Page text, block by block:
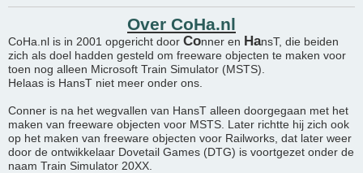
Over CoHa.nl
CoHa.nl is in 2001 opgericht door Conner en HansT, die beiden
zich als doel hadden gesteld om freeware objecten te maken voor
toen nog alleen Microsoft Train Simulator (MSTS).
Helaas is HansT niet meer onder ons.
Conner is na het wegvallen van HansT alleen doorgegaan met het
maken van freeware objecten voor MSTS. Later richtte hij zich ook
op het maken van freeware objecten voor Railworks, dat later weer
door de ontwikkelaar Dovetail Games (DTG) is voortgezet onder de
naam Train Simulator 20XX.